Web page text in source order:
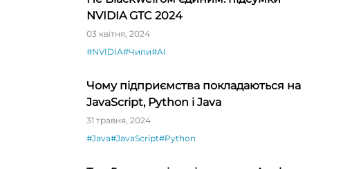
NVIDIA GTC 2024
03 квітня, 2024
#NVIDIA#Чипи#AI
Чому підприємства покладаються на
JavaScript, Python і Java
31 травня, 2024
#Java#JavaScript#Python